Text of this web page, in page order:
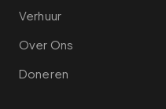
Verhuur
Over Ons
Doneren